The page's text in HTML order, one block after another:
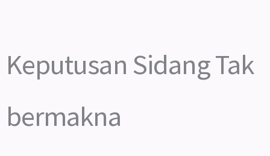
Keputusan Sidang Tak
bermakna